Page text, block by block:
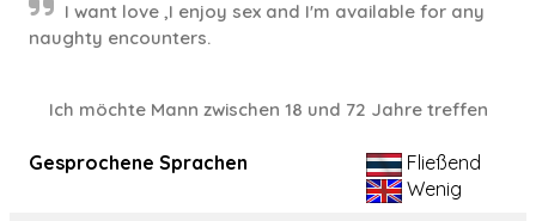
I want love ,I enjoy sex and I'm available for any
naughty encounters.
Ich möchte Mann zwischen 18 und 72 Jahre treffen
Gesprochene Sprachen
Fließend
Wenig